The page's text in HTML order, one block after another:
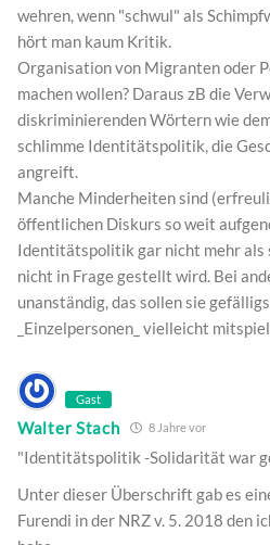
wehren, wenn "schwul" als
hört man kaum Kritik.
Organisation von Migranten oder
machen wollen? Daraus zB die
diskriminierenden Wörtern wie
schlimme Identitätspolitik, die
angreift.
Manche Minderheiten sind
öffentlichen Diskurs so weit
Identitätspolitik gar nicht mehr als
nicht in Frage gestellt wird. Bei
unanständig, das sollen sie
_Einzelpersonen_ vielleicht
Gast
Walter Stach 8 Jahre vor
"Identitätspolitik -Solidarität war
Unter dieser Überschrift gab es
Furendi in der NRZ v. 5. 2018 den